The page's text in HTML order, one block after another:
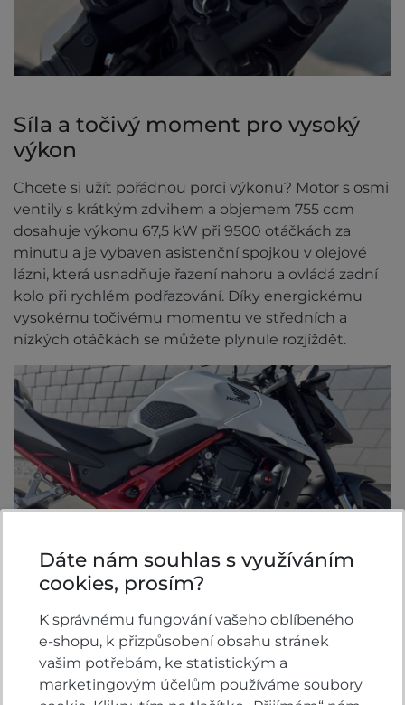
Síla a točivý moment pro vysoký
výkon
Chcete si užít pořádnou porci výkonu? Motor s osmi
ventily s krátkým zdvihem a objemem 755 ccm
dosahuje výkonu 67,5 kW při 9500 otáčkách za
minutu a je vybaven asistenční spojkou v olejové
lázni, která usnadňuje řazení nahoru a ovládá zadní
kolo při rychlém podřazování. Díky energickému
vysokému točivému momentu ve středních a
nízkých otáčkách se můžete plynule rozjíždět.
Vylepšený styl a funkčnost
Dáte nám souhlas s využíváním
cookies, prosím?
K správnému fungování vašeho oblíbeného
e-shopu, k přizpůsobení obsahu stránek
vašim potřebám, ke statistickým a
marketingovým účelům používáme soubory